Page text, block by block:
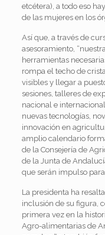
etcétera), a todo eso
de las mujeres en los
Así que, a través de
asesoramiento,
herramientas
rompa el techo de
visibles y llegar a
sesiones, talleres de
nacional e
nuevas tecnologías,
innovación en
amplio calendario
de la Consejería de
de la Junta de
que serán impulso
La presidenta ha
inclusión de su figura,
primera vez en la
Agro-alimentarias de